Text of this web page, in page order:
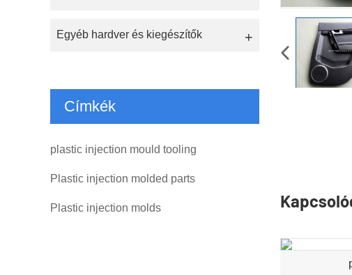
Egyéb hardver és kiegészítők
Címkék
plastic injection mould tooling
Plastic injection molded parts
Plastic injection molds